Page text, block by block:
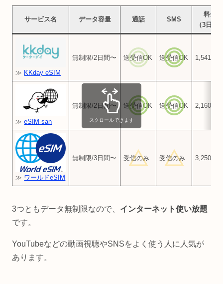
サービス名 データ容量 通話 SMS
料金
（3日間
≫ KKday eSIM
無制限/2日間〜 送受信OK 送受信OK 1,541円
≫eSIM-san
無制限/2日間〜 送受信OK 送受信OK 2,160円
≫ ワールドeSIM
無制限/3日間〜 受信のみ 受信のみ 3,250円
スクロールできます
3つともデータ無制限なので、 インターネット使い放題
です。
YouTubeなどの動画視聴やSNSをよく使う人に人気が
あります。